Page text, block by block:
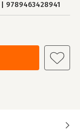
9789463428941